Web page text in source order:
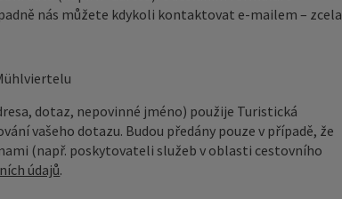
nás můžete kdykoli kontaktovat e‑mailem – zcela
dotaz, nepovinné jméno) použije Turistická
vašeho dotazu. Budou předány pouze v případě, že
(např. poskytovateli služeb v oblasti cestovního
údajů.